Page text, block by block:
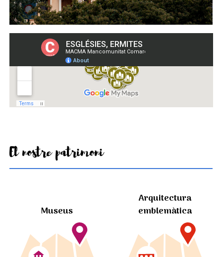
El nostre patrimoni
Museus
Arquitectura
emblemàtica